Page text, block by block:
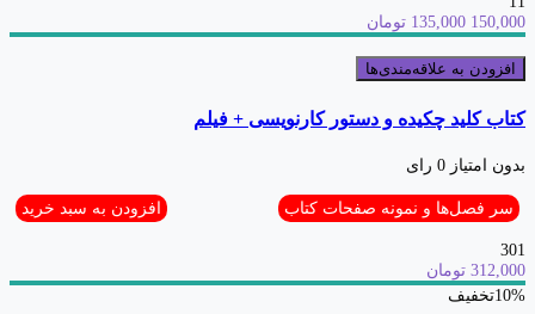
150,000 135,000 تومان
افزودن به علاقه‌مندی‌ها
کتاب کلید چکیده و دستور کارنویسی + فیلم
بدون امتیاز 0 رای
سر فصل‌ها و نمونه صفحات کتاب افزودن به سبد خرید
301
312,000 تومان
10%تخفیف